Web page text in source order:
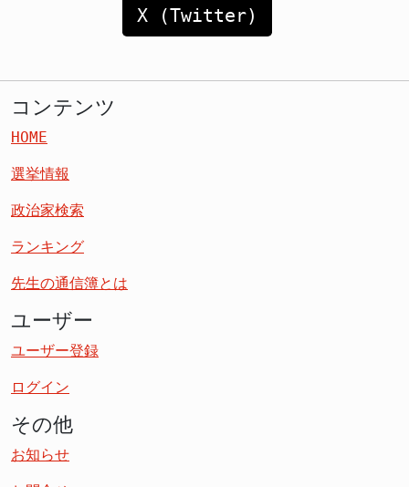
X (Twitter)
コンテンツ
HOME
選挙情報
政治家検索
ランキング
先生の通信簿とは
ユーザー
ユーザー登録
ログイン
その他
お知らせ